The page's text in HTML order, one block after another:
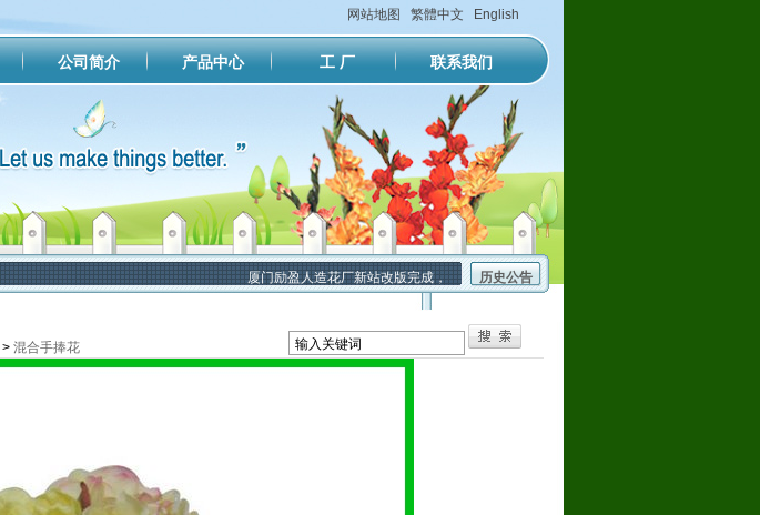
网站地图 繁體中文 English
公司简介 产品中心 工 厂 联系我们
厦门励盈人造花厂新站改版完成，正式上线运行。
历史公告
> 混合手捧花